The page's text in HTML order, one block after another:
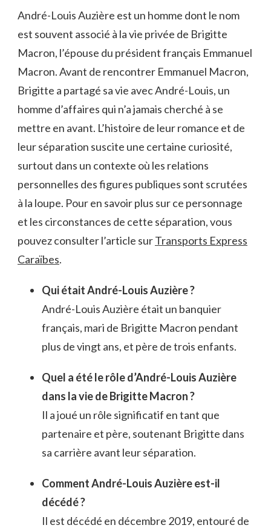
André-Louis Auzière est un homme dont le nom
est souvent associé à la vie privée de Brigitte
Macron, l’épouse du président français Emmanuel
Macron. Avant de rencontrer Emmanuel Macron,
Brigitte a partagé sa vie avec André-Louis, un
homme d’affaires qui n’a jamais cherché à se
mettre en avant. L’histoire de leur romance et de
leur séparation suscite une certaine curiosité,
surtout dans un contexte où les relations
personnelles des figures publiques sont scrutées
à la loupe. Pour en savoir plus sur ce personnage
et les circonstances de cette séparation, vous
pouvez consulter l’article surTransports Express
Caraïbes.
Qui était André-Louis Auzière ?
André-Louis Auzière était un banquier
français, mari de Brigitte Macron pendant
plus de vingt ans, et père de trois enfants.
Quel a été le rôle d’André-Louis Auzière
dans la vie de Brigitte Macron ?
Il a joué un rôle significatif en tant que
partenaire et père, soutenant Brigitte dans
sa carrière avant leur séparation.
Comment André-Louis Auzière est-il
décédé ?
Il est décédé en décembre 2019, entouré de